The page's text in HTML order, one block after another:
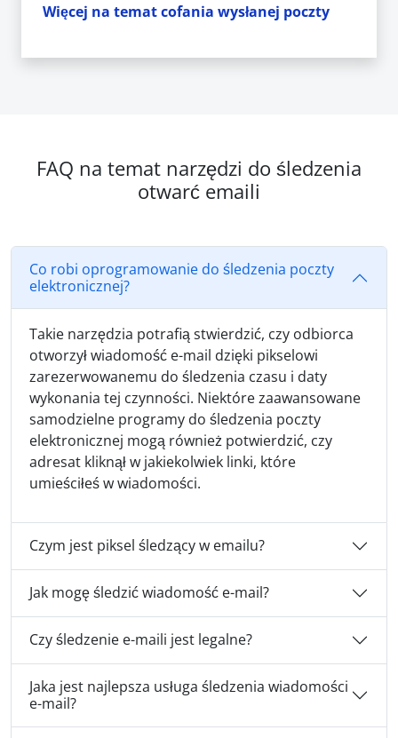
Więcej na temat cofania wysłanej poczty
FAQ na temat narzędzi do śledzenia
otwarć emaili
Co robi oprogramowanie do śledzenia poczty
elektronicznej?
Takie narzędzia potrafią stwierdzić, czy odbiorca
otworzył wiadomość e-mail dzięki pikselowi
zarezerwowanemu do śledzenia czasu i daty
wykonania tej czynności. Niektóre zaawansowane
samodzielne programy do śledzenia poczty
elektronicznej mogą również potwierdzić, czy
adresat kliknął w jakiekolwiek linki, które
umieściłeś w wiadomości.
Czym jest piksel śledzący w emailu?
Jak mogę śledzić wiadomość e-mail?
Czy śledzenie e-maili jest legalne?
Jaka jest najlepsza usługa śledzenia wiadomości
e-mail?